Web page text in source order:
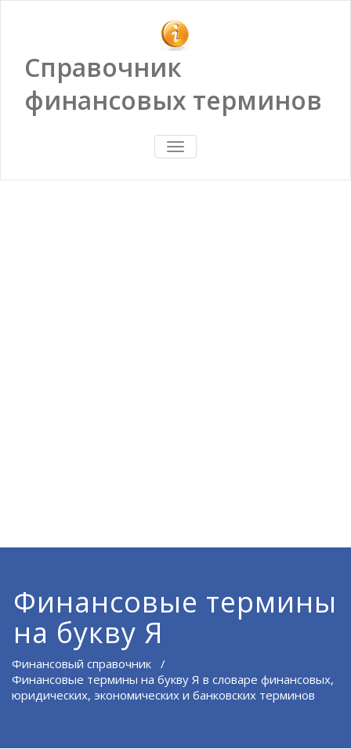
Справочник
финансовых терминов
ПОКАЗАТЬ/
СКРЫТЬ
Финансовые термины
на букву Я
Финансовый справочник /
Финансовые термины на букву Я в словаре финансовых,
юридических, экономических и банковских терминов